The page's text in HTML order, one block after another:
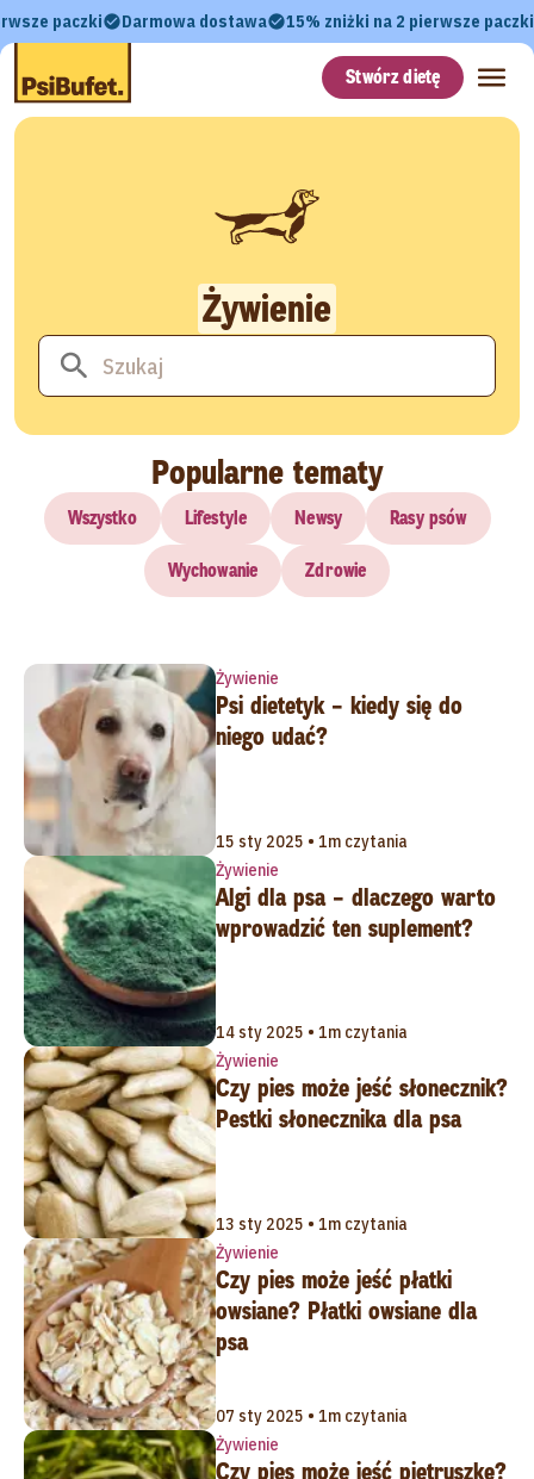
paczki Darmowa dostawa 15% zniżki na 2 pierwsze paczki
Stwórz dietę
Żywienie
Popularne tematy
Wszystko Lifestyle Newsy Rasy psów
Wychowanie Zdrowie
Żywienie
Psi dietetyk – kiedy się do
niego udać?
15 sty 2025 • 1m czytania
Żywienie
Algi dla psa – dlaczego warto
wprowadzić ten suplement?
14 sty 2025 • 1m czytania
Żywienie
Czy pies może jeść słonecznik?
Pestki słonecznika dla psa
13 sty 2025 • 1m czytania
Żywienie
Czy pies może jeść płatki
owsiane? Płatki owsiane dla
psa
07 sty 2025 • 1m czytania
Żywienie
Czy pies może jeść pietruszkę?